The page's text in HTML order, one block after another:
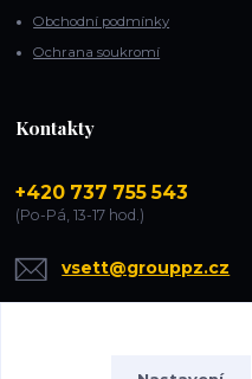
Obchodní podmínky
Ochrana soukromí
Kontakty
+420 737 755 543
(Po-Pá, 13-17 hod.)
vsett@grouppz.cz